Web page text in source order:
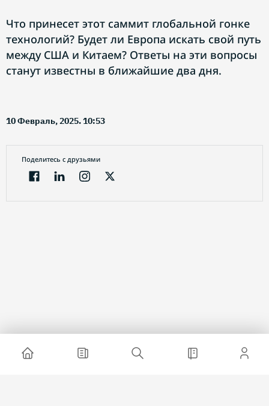
Что принесет этот саммит глобальной гонке
технологий? Будет ли Европа искать свой путь
между США и Китаем? Ответы на эти вопросы
станут известны в ближайшие два дня.
10 Февраль, 2025. 10:53
Поделитесь с друзьями